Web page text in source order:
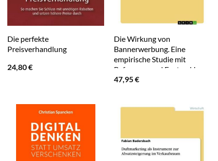
Die perfekte
Preisverhandlung
24,80€
Die Wirkung von
Bannerwerbung. Eine
empirische Studie mit
Befragung und Eyetracking
47,95€